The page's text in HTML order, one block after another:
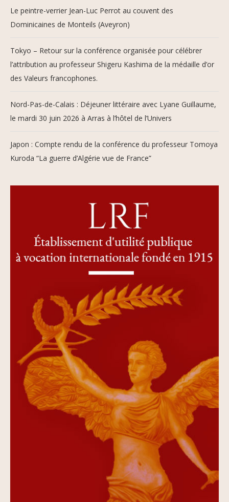
Le peintre-verrier Jean-Luc Perrot au couvent des
Dominicaines de Monteils (Aveyron)
Tokyo – Retour sur la conférence organisée pour célébrer
l’attribution au professeur Shigeru Kashima de la médaille d’or
des Valeurs francophones.
Nord-Pas-de-Calais : Déjeuner littéraire avec Lyane Guillaume,
le mardi 30 juin 2026 à Arras à l’hôtel de l’Univers
Japon : Compte rendu de la conférence du professeur Tomoya
Kuroda “La guerre d’Algérie vue de France”